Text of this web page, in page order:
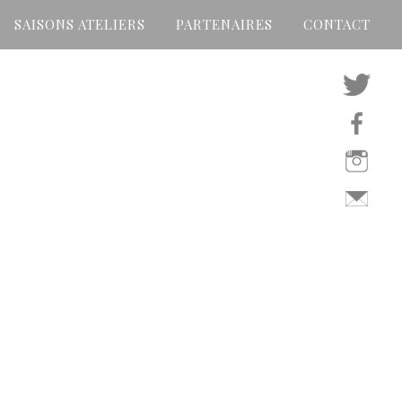
SAISONS ATELIERS PARTENAIRES CONTACT